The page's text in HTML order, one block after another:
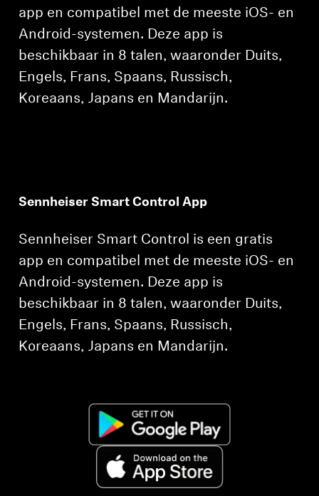
app en compatibel met de meeste iOS- en
Android-systemen. Deze app is
beschikbaar in 8 talen, waaronder Duits,
Engels, Frans, Spaans, Russisch,
Koreaans, Japans en Mandarijn.
Sennheiser Smart Control App
Sennheiser Smart Control is een gratis
app en compatibel met de meeste iOS- en
Android-systemen. Deze app is
beschikbaar in 8 talen, waaronder Duits,
Engels, Frans, Spaans, Russisch,
Koreaans, Japans en Mandarijn.